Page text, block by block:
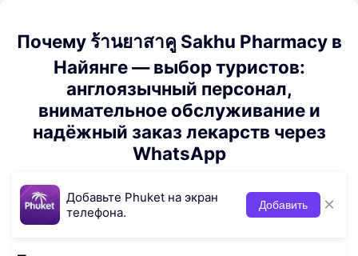
Почему ร้านยาสาคู Sakhu Pharmacy в
Найянге — выбор туристов:
англоязычный персонал,
внимательное обслуживание и
надёжный заказ лекарств через
WhatsApp
Добавьте Phuket на экран
телефона.
Добавить ×